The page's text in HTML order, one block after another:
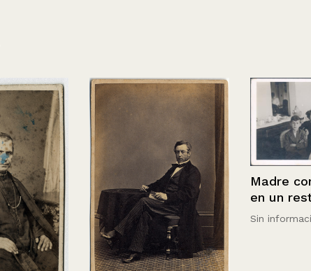
Madre con
en un
Sin información